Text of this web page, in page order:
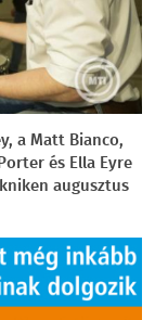
a Matt Bianco,
és Ella Eyre
augusztus